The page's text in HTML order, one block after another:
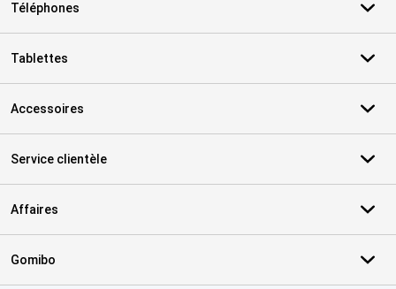
Téléphones
Tablettes
Accessoires
Service clientèle
Affaires
Gomibo